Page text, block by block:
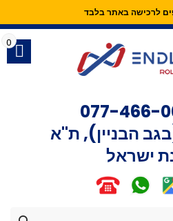
לרכישה באתר בלבד
077-466-
ישראל
0